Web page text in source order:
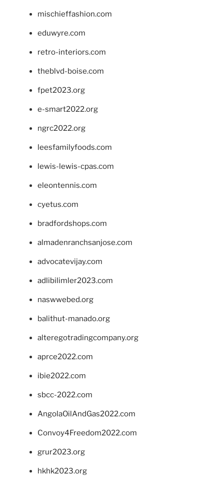
mischieffashion.com
eduwyre.com
retro-interiors.com
theblvd-boise.com
fpet2023.org
e-smart2022.org
ngrc2022.org
leesfamilyfoods.com
lewis-lewis-cpas.com
eleontennis.com
cyetus.com
bradfordshops.com
almadenranchsanjose.com
advocatevijay.com
adlibilimler2023.com
naswwebed.org
balithut-manado.org
alteregotradingcompany.org
aprce2022.com
ibie2022.com
sbcc-2022.com
AngolaOilAndGas2022.com
Convoy4Freedom2022.com
grur2023.org
hkhk2023.org